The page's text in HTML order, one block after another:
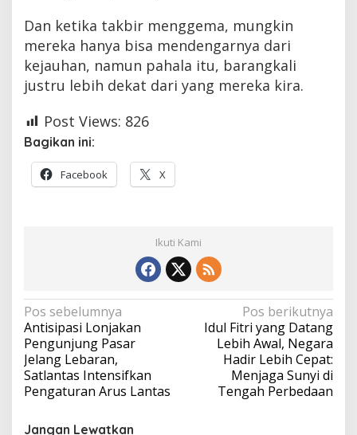
Dan ketika takbir menggema, mungkin
mereka hanya bisa mendengarnya dari
kejauhan, namun pahala itu, barangkali
justru lebih dekat dari yang mereka kira.
Post Views: 826
Bagikan ini:
Facebook X
Ikuti Kami
Navigasi
pos
Pos sebelumnya
Antisipasi Lonjakan
Pengunjung Pasar
Jelang Lebaran,
Satlantas Intensifkan
Pengaturan Arus Lantas
Pos berikutnya
Idul Fitri yang Datang
Lebih Awal, Negara
Hadir Lebih Cepat:
Menjaga Sunyi di
Tengah Perbedaan
Jangan Lewatkan